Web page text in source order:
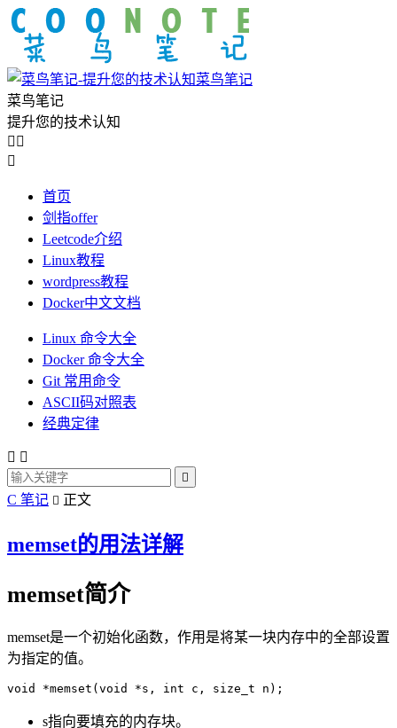
菜鸟笔记
菜鸟笔记
提升您的技术认知
 

首页
剑指offer
Leetcode介绍
Linux教程
wordpress教程
Docker中文文档
Linux 命令大全
Docker 命令大全
Git 常用命令
ASCII码对照表
经典定律
 

C 笔记  正文
memset的用法详解
memset简介
memset是一个初始化函数，作用是将某一块内存中的全部设置
为指定的值。
s指向要填充的内存块。